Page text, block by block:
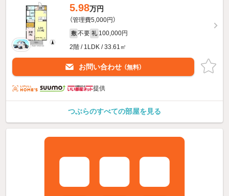
5.98万円
（管理費5,000円）
敷 不要 礼 100,000円
2階 / 1LDK / 33.61㎡
お問い合わせ （無料）
提供
つぶらのすべての部屋を見る